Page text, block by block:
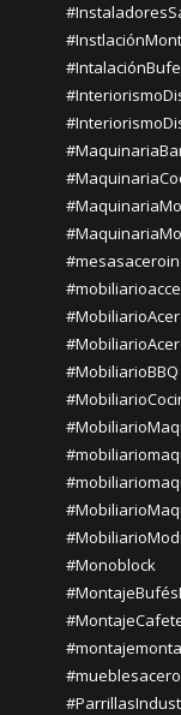
#MobiliarioBBQ
#Monoblock